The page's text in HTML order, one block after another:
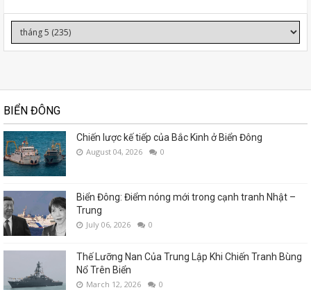
BIỂN ĐÔNG
Chiến lược kế tiếp của Bắc Kinh ở Biển Đông
August 04, 2026 0
Biển Đông: Điểm nóng mới trong cạnh tranh Nhật –
Trung
July 06, 2026 0
Thế Lưỡng Nan Của Trung Lập Khi Chiến Tranh Bùng
Nổ Trên Biển
March 12, 2026 0